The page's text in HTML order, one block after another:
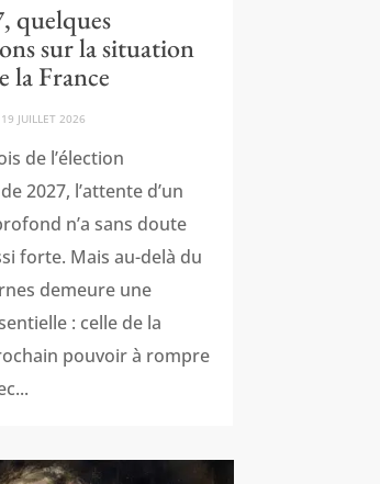
quelques
sur la situation
la France
19 JUILLET 2026
de l’élection
2027, l’attente d’un
n’a sans doute
forte. Mais au-delà du
demeure une
: celle de la
pouvoir à rompre